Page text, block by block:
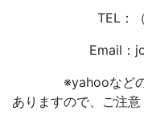
TEL：
Email：
※yahooなどのフ
ありますので、ご注意